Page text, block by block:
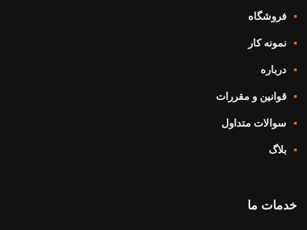
فروشگاه
نمونه کار
درباره
قوانین و مقررات
سوالات متداول
بلاگ
خدمات ما